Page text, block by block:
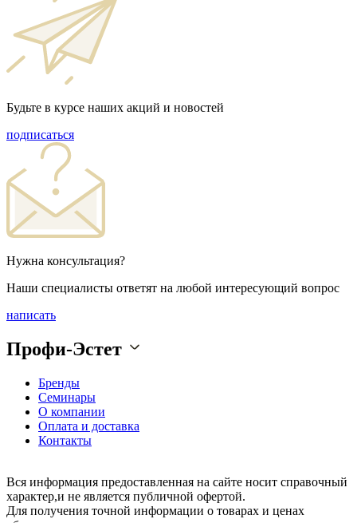
Будьте в курсе наших акций и новостей
подписаться
Нужна консультация?
Наши специалисты ответят на любой интересующий вопрос
написать
Профи-Эстет
Бренды
Семинары
О компании
Оплата и доставка
Контакты
Вся информация предоставленная на сайте носит справочный
характер,и не является публичной офертой.
Для получения точной информации о товарах и ценах